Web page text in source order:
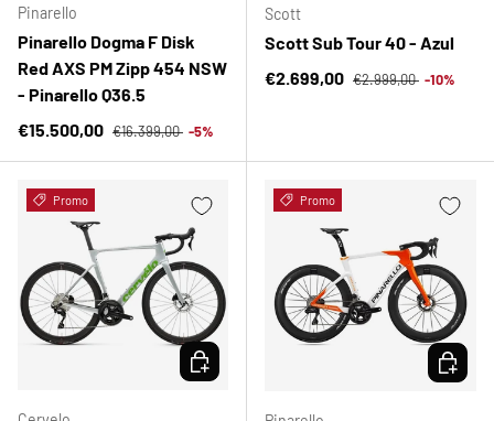
Pinarello
Pinarello Dogma F Disk
Red AXS PM Zipp 454 NSW
- Pinarello Q36.5
Precio de venta
€15.500,00 Precio normal
€16.399,00 -5%
Scott
Scott Sub Tour 40 - Azul
Precio de venta
€2.699,00 Precio normal
€2.999,00 -10%
Promo
ELEGIR OPCIONES
Promo
ELEGIR